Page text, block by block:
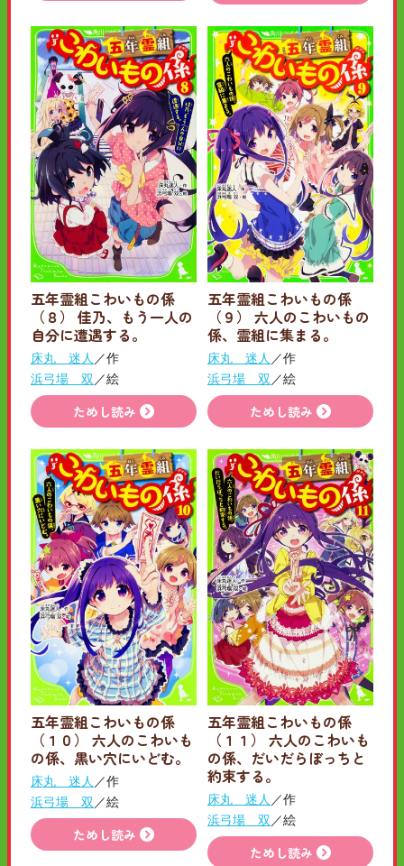
五年霊組こわいもの係
（８） 佳乃、もう一人の
自分に遭遇する。
床丸 迷人 ／作
浜弓場 双 ／絵
ためし読み
五年霊組こわいもの係
（９） 六人のこわいもの
係、霊組に集まる。
床丸 迷人 ／作
浜弓場 双 ／絵
ためし読み
五年霊組こわいもの係
（１０） 六人のこわいも
の係、黒い穴にいどむ。
床丸 迷人 ／作
浜弓場 双 ／絵
ためし読み
五年霊組こわいもの係
（１１） 六人のこわいも
の係、だいだらぼっちと
約束する。
床丸 迷人 ／作
浜弓場 双 ／絵
ためし読み